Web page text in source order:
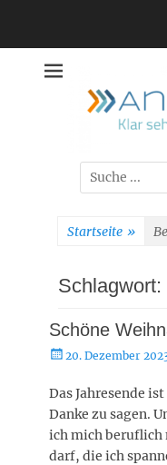
springen
Suche
nach:
Startseite »
Schlagwort:
Schöne
Posted20. Dezember
Das Jahresende
Danke zu sagen.
ich mich beruflich
darf, die ich